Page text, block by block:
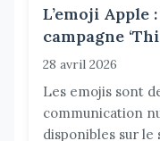
L’emoji Apple
campagne
28 avril 2026
Les emojis sont
communication
disponibles sur le